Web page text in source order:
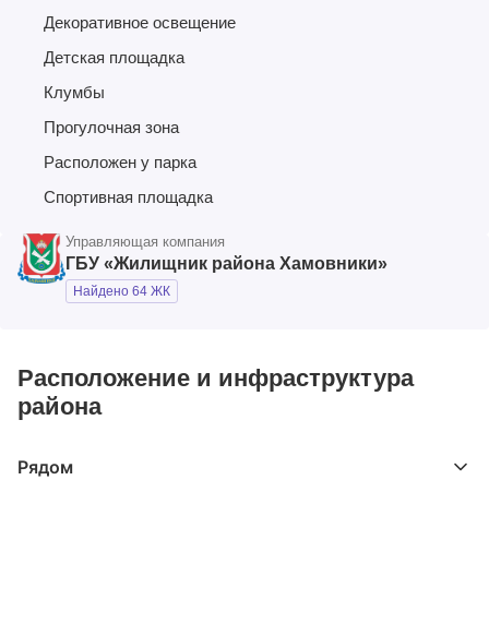
Декоративное освещение
Детская площадка
Клумбы
Прогулочная зона
Расположен у парка
Спортивная площадка
Управляющая компания
ГБУ «Жилищник района Хамовники»
Найдено 64 ЖК
Расположение и инфраструктура
района
Рядом